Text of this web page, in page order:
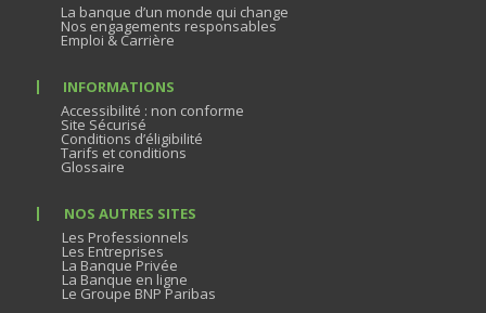
La banque d’un monde qui change
Nos engagements responsables
Emploi & Carrière
INFORMATIONS
Accessibilité : non conforme
Site Sécurisé
Conditions d’éligibilité
Tarifs et conditions
Glossaire
NOS AUTRES SITES
Les Professionnels
Les Entreprises
La Banque Privée
La Banque en ligne
Le Groupe BNP Paribas